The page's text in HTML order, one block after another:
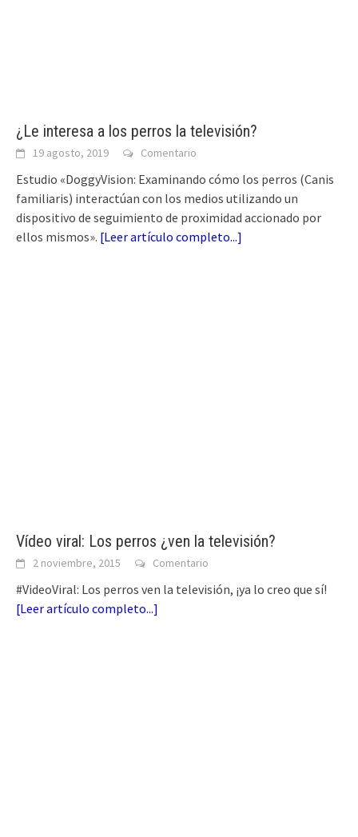
¿Le interesa a los perros la televisión?
19 agosto, 2019 Comentario
Estudio «DoggyVision: Examinando cómo los perros (Canis
familiaris) interactúan con los medios utilizando un
dispositivo de seguimiento de proximidad accionado por
ellos mismos». [Leer artículo completo...]
Vídeo viral: Los perros ¿ven la televisión?
2 noviembre, 2015 Comentario
#VideoViral: Los perros ven la televisión, ¡ya lo creo que sí!
[Leer artículo completo...]